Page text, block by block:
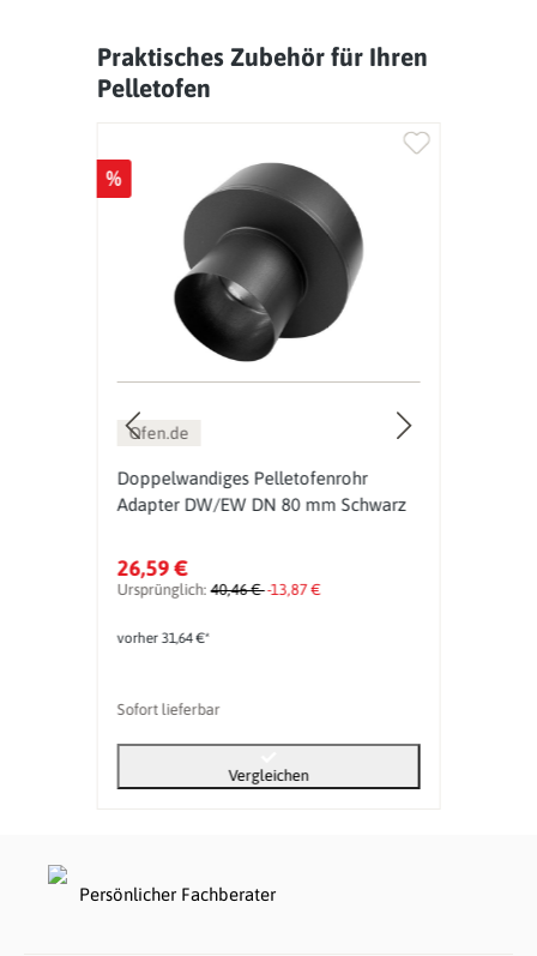
Produktgalerie überspringen
Praktisches Zubehör für Ihren
Pelletofen
%
Ofen.de
Doppelwandiges Pelletofenrohr
Adapter DW/EW DN 80 mm Schwarz
26,59 €
Ursprünglich:40,46 €-13,87 €
vorher 31,64 €*
Sofort lieferbar
Vergleichen
Persönlicher Fachberater